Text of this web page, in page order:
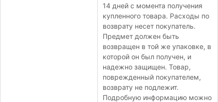
14 дней с момента получения
купленного товара. Расходы по
возврату несет покупатель.
Предмет должен быть
возвращен в той же упаковке, в
которой он был получен, и
надежно защищен. Товар,
поврежденный покупателем,
возврату не подлежит.
Подробную информацию можно